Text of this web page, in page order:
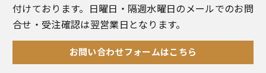
付けております。日曜日・隔週水曜日のメールでのお問
合せ・受注確認は翌営業日となります。
お問い合わせフォームはこちら